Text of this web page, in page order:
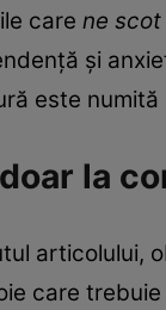
care ne
și
este
la
articolului,
care